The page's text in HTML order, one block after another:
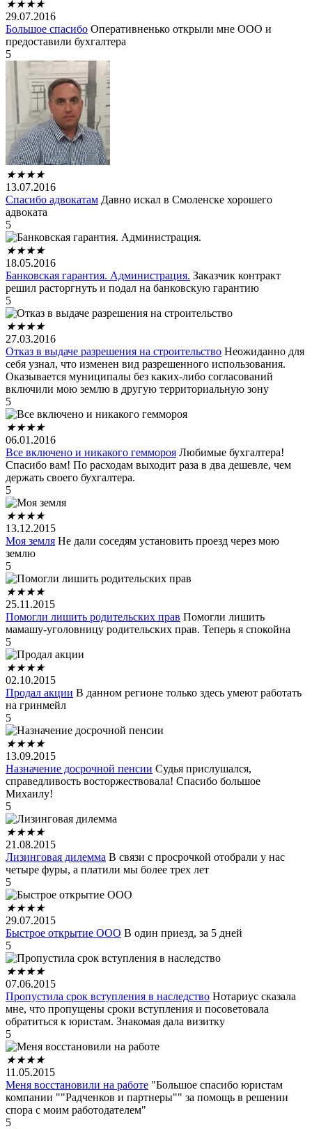
★★★★
29.07.2016
Большое спасибо Оперативненько открыли мне ООО и
предоставили бухгалтера
5
★★★★
13.07.2016
Спасибо адвокатам Давно искал в Смоленске хорошего
адвоката
5
★★★★
18.05.2016
Банковская гарантия. Администрация. Заказчик контракт
решил расторгнуть и подал на банковскую гарантию
5
★★★★
27.03.2016
Отказ в выдаче разрешения на строительство Неожиданно для
себя узнал, что изменен вид разрешенного использования.
Оказывается муниципалы без каких-либо согласований
включили мою землю в другую территориальную зону
5
★★★★
06.01.2016
Все включено и никакого геммороя Любимые бухгалтера!
Спасибо вам! По расходам выходит раза в два дешевле, чем
держать своего бухгалтера.
5
★★★★
13.12.2015
Моя земля Не дали соседям установить проезд через мою
землю
5
★★★★
25.11.2015
Помогли лишить родительских прав Помогли лишить
мамашу-уголовницу родительских прав. Теперь я спокойна
5
★★★★
02.10.2015
Продал акции В данном регионе только здесь умеют работать
на гринмейл
5
★★★★
13.09.2015
Назначение досрочной пенсии Судья прислушался,
справедливость восторжествовала! Спасибо большое
Михаилу!
5
★★★★
21.08.2015
Лизинговая дилемма В связи с просрочкой отобрали у нас
четыре фуры, а платили мы более трех лет
5
★★★★
29.07.2015
Быстрое открытие ООО В один приезд, за 5 дней
5
★★★★
07.06.2015
Пропустила срок вступления в наследство Нотариус сказала
мне, что пропущены сроки вступления и посоветовала
обратиться к юристам. Знакомая дала визитку
5
★★★★
11.05.2015
Меня восстановили на работе "Большое спасибо юристам
компании ""Радченков и партнеры"" за помощь в решении
спора с моим работодателем"
5